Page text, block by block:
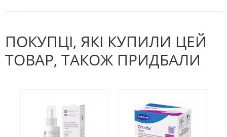
На даний час немає відгуків. Ви
ПОКУПЦІ, ЯКІ КУПИЛИ ЦЕЙ
ТОВАР, ТАКОЖ ПРИДБАЛИ